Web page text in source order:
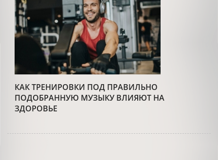
КАК ТРЕНИРОВКИ ПОД ПРАВИЛЬНО
ПОДОБРАННУЮ МУЗЫКУ ВЛИЯЮТ НА
ЗДОРОВЬЕ